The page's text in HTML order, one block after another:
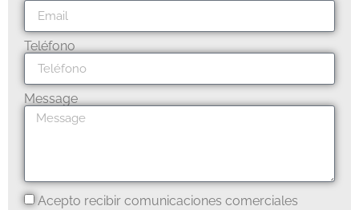
Teléfono
Message
Acepto recibir comunicaciones comerciales